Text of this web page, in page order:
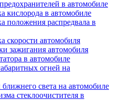
в автомобиле
кислорода в автомобиле
положения распредвала в
скорости автомобиля
зажигания автомобиля
в автомобиле
огней на
света на автомобиле
стеклоочистителя в